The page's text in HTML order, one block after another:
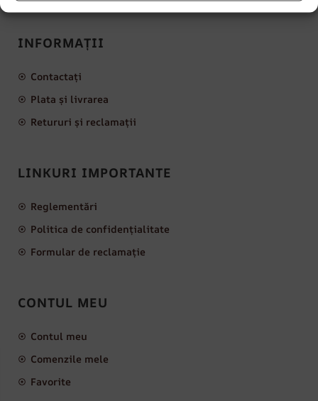
INFORMAȚII
Contactați
Plata și livrarea
Retururi și reclamații
LINKURI IMPORTANTE
Reglementări
Politica de confidențialitate
Formular de reclamație
CONTUL MEU
Contul meu
Comenzile mele
Favorite